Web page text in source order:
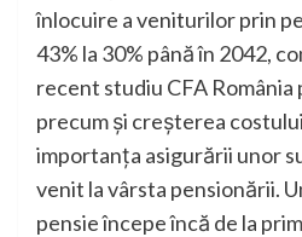
înlocuire a veniturilor prin
43% la 30% până în 2042,
recent studiu CFA România
precum și creșterea
importanța asigurării unor
venit la vârsta pensionării.
pensie începe încă de la